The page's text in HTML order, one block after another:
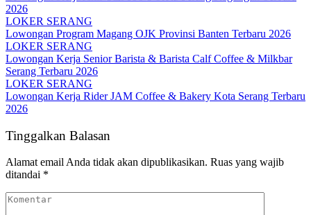
2026
LOKER SERANG
Lowongan Program Magang OJK Provinsi Banten Terbaru 2026
LOKER SERANG
Lowongan Kerja Senior Barista & Barista Calf Coffee & Milkbar
Serang Terbaru 2026
LOKER SERANG
Lowongan Kerja Rider JAM Coffee & Bakery Kota Serang Terbaru
2026
Tinggalkan Balasan
Alamat email Anda tidak akan dipublikasikan. Ruas yang wajib
ditandai *